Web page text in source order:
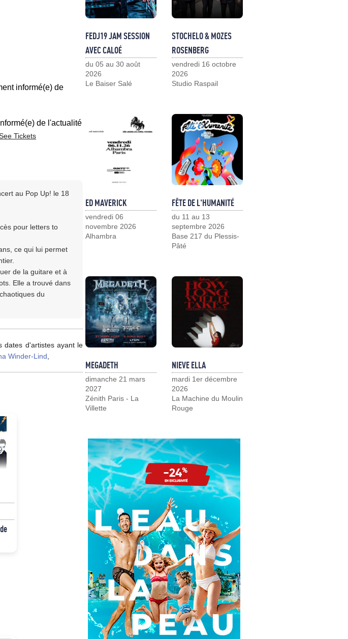
informé(e) de
de l'actualité
Tickets
au Pop Up! le 18
pour letters to
ce qui lui permet
de la guitare et à
Elle a trouvé dans
du
dates d'artistes ayant le
Winder-Lind
FEDJ19 JAM SESSION
AVEC CALOÉ
du 05 au 30 août
2026
Le Baiser Salé
STOCHELO & MOZES
ROSENBERG
vendredi 16 octobre
2026
Studio Raspail
ED MAVERICK
vendredi 06
novembre 2026
Alhambra
FÊTE DE L'HUMANITÉ
du 11 au 13
septembre 2026
Base 217 du Plessis-
Pâté
MEGADETH
dimanche 21 mars
2027
Zénith Paris - La
Villette
NIEVE ELLA
mardi 1er décembre
2026
La Machine du Moulin
Rouge